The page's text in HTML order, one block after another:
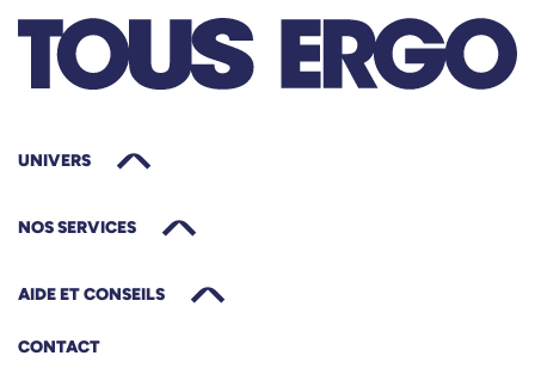
UNIVERS
NOS SERVICES
AIDE ET CONSEILS
CONTACT